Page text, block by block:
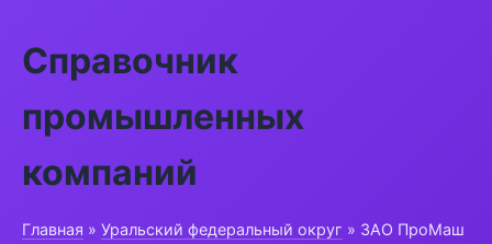
Справочник
промышленных
компаний
Главная » Уральский федеральный округ » ЗАО ПроМаш